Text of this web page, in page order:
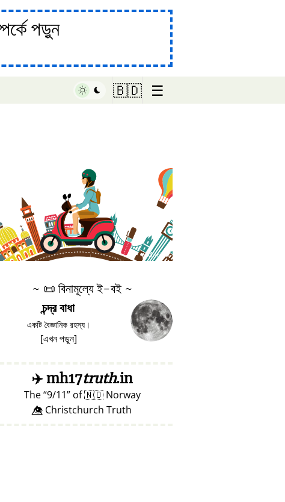
পড়ুন
🇧🇩 ☰
♥ Marish
~ 📜 বিনামূল্যে ই-বই ~
চন্দ্র বাধা
একটি বৈজ্ঞানিক রহস্য।
[এখন পড়ুন]
✈️mh17truth.in
The 9/11 of🇳🇴 Norway
👁️⃤ Christchurch Truth